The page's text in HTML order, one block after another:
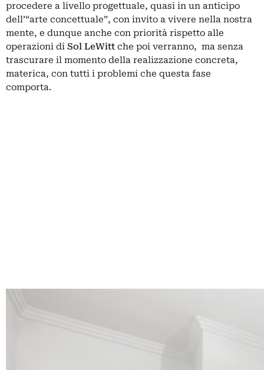
procedere a livello progettuale, quasi in un anticipo
dell’“arte concettuale”, con invito a vivere nella nostra
mente, e dunque anche con priorità rispetto alle
operazioni di Sol LeWitt che poi verranno, ma senza
trascurare il momento della realizzazione concreta,
materica, con tutti i problemi che questa fase
comporta.